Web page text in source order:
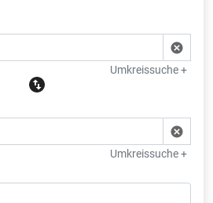
Umkreissuche +
Umkreissuche +